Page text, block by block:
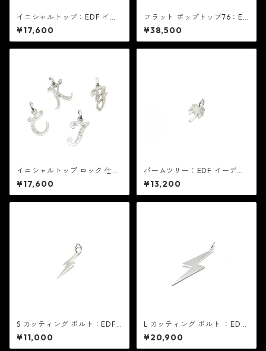
イニシャルトップ：EDF イー
ディーエフ
¥17,600
フラット ポップトップ76：ED
F イーディーエフ
¥38,500
イニシャルトップ ロック 仕上
げ：EDF イーディーエフ
¥17,600
パームツリー：EDF イーディ
ーエフ
¥13,200
S カッティング ボルト：EDF
イーディーエフ
¥11,000
L カッティング ボルト ：EDF
イーディーエフ
¥20,900